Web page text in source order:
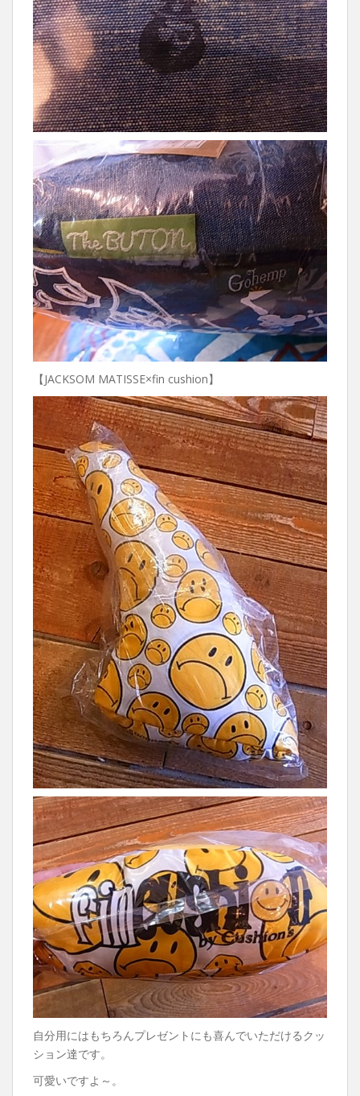
【JACKSOM MATISSE×fin cushion】
自分用にはもちろんプレゼントにも喜んでいただけるクッ
ション達です。
可愛いですよ～。